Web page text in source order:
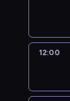
12:00